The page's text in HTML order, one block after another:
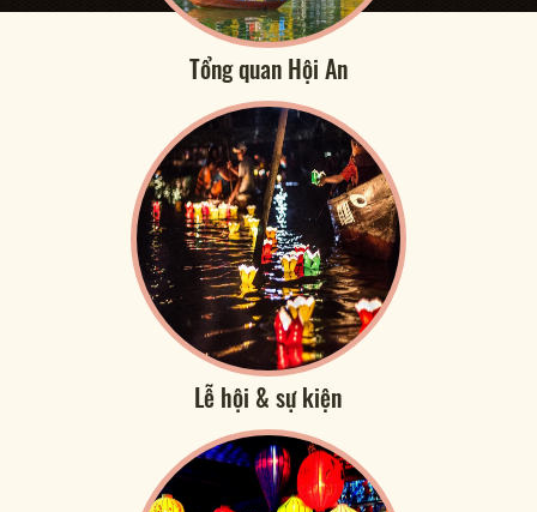
Tổng quan Hội An
Lễ hội & sự kiện